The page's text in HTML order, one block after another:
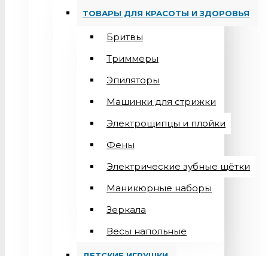
ТОВАРЫ ДЛЯ КРАСОТЫ И ЗДОРОВЬЯ
Бритвы
Триммеры
Эпиляторы
Машинки для стрижки
Электрощипцы и плойки
Фены
Электрические зубные щётки
Маникюрные наборы
Зеркала
Весы напольные